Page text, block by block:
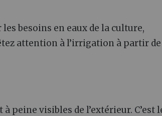
besoins en eaux de la culture,
attention à l’irrigation à partir de
peine visibles de l’extérieur. C’est